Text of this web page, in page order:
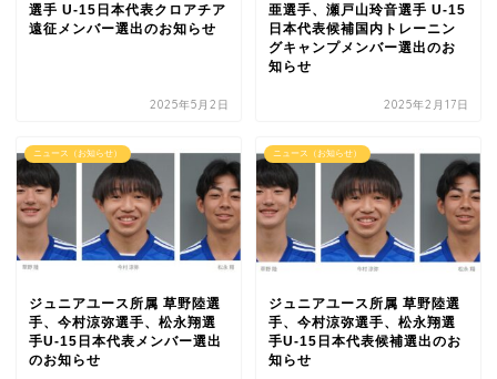
選手 U-15日本代表クロアチア
遠征メンバー選出のお知らせ
2025年5月2日
亜選手、瀬戸山玲音選手 U-15
日本代表候補国内トレーニン
グキャンプメンバー選出のお
知らせ
2025年2月17日
ニュース（お知らせ）
ジュニアユース所属 草野陸選
手、今村涼弥選手、松永翔選
手U-15日本代表メンバー選出
のお知らせ
ニュース（お知らせ）
ジュニアユース所属 草野陸選
手、今村涼弥選手、松永翔選
手U-15日本代表候補選出のお
知らせ